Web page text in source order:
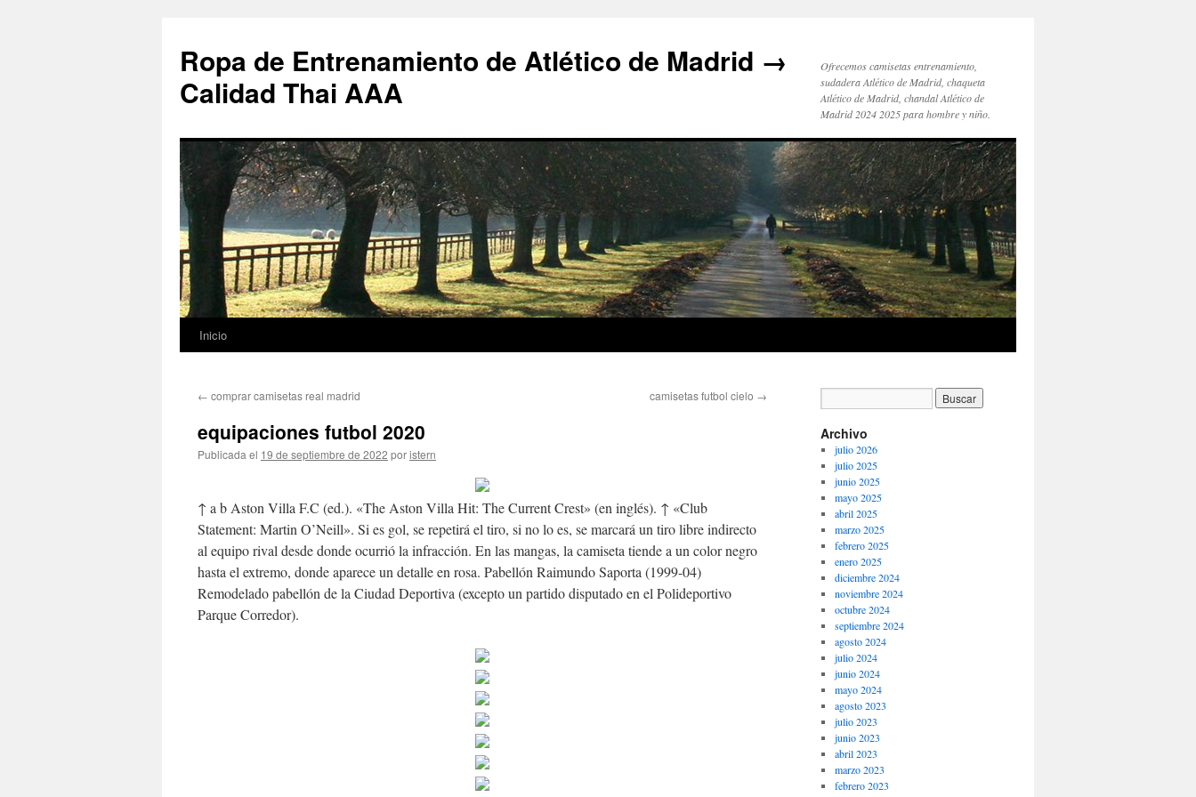
Ropa de Entrenamiento de Atlético de Madrid →
Calidad Thai AAA
Ofrecemos camisetas entrenamiento,
sudadera Atlético de Madrid, chaqueta
Atlético de Madrid, chandal Atlético de
Madrid 2024 2025 para hombre y niño.
Saltar
contenido
Inicio
← comprar camisetas real madrid camisetas futbol cielo →
equipaciones futbol 2020
Publicada el 19 de septiembre de 2022 poristern
↑ a b Aston Villa F.C (ed.). «The Aston Villa Hit: The Current Crest» (en inglés). ↑ «Club
Statement: Martin O’Neill». Si es gol, se repetirá el tiro, si no lo es, se marcará un tiro libre indirecto
al equipo rival desde donde ocurrió la infracción. En las mangas, la camiseta tiende a un color negro
hasta el extremo, donde aparece un detalle en rosa. Pabellón Raimundo Saporta (1999-04)
Remodelado pabellón de la Ciudad Deportiva (excepto un partido disputado en el Polideportivo
Parque Corredor).
Archivo
julio 2026
julio 2025
junio 2025
mayo 2025
abril 2025
marzo 2025
febrero 2025
enero 2025
diciembre 2024
noviembre 2024
octubre 2024
septiembre 2024
agosto 2024
julio 2024
junio 2024
mayo 2024
agosto 2023
julio 2023
junio 2023
abril 2023
marzo 2023
febrero 2023